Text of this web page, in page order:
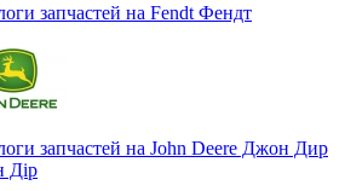
запчастей на Fendt Фендт
запчастей на John Deere Джон Дир
Дір